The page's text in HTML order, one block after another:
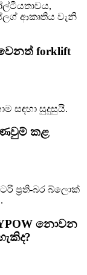
ආකෘතිය වැනි
වෙනත් forklift
සඳහා සුදුසුයි.
කළ
ප්‍රති-බර බ්ලොක්
නොවන